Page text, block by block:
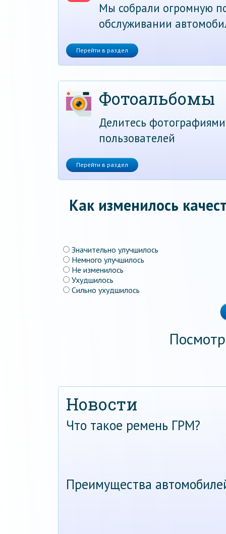
Мы собрали огромную
обслуживании
Перейти в раздел
Фотоальбомы
Делитесь
пользователей
Перейти в раздел
Как изменилось
Значительно улучшилось
Немного улучшилось
Не изменилось
Ухудшилось
Сильно ухудшилось
Новости
Что такое ремень ГРМ?
Преимущества